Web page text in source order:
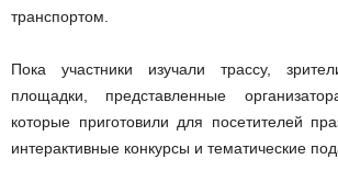
транспортом.
Пока участники изучали трассу,
площадки, представленные
которые приготовили для посетителей
интерактивные конкурсы и тематические